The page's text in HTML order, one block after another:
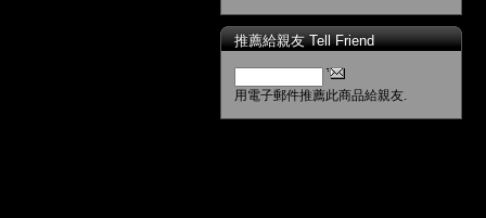
推薦給親友 Tell Friend
用電子郵件推薦此商品給親友.